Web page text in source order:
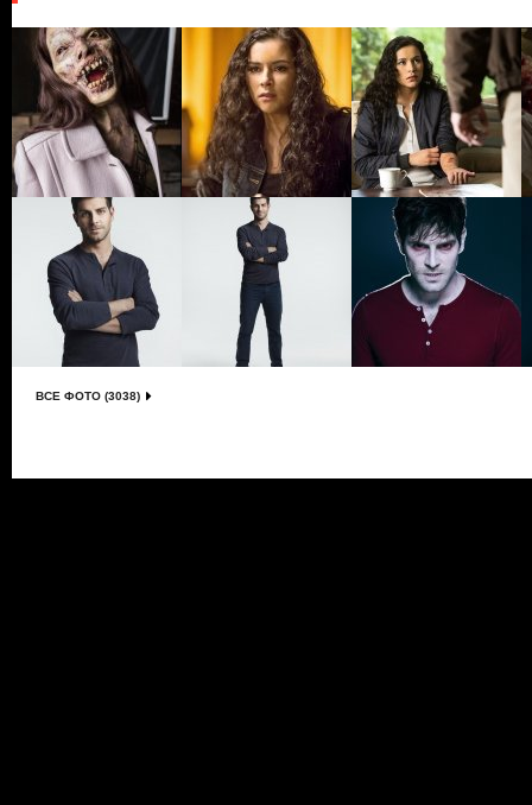
ВСЕ ФОТО (3038)